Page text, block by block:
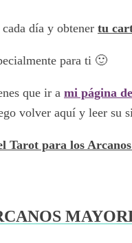
día y obtener tu
para ti 🙂
que ir a mi página
volver aquí y leer su
Tarot para los